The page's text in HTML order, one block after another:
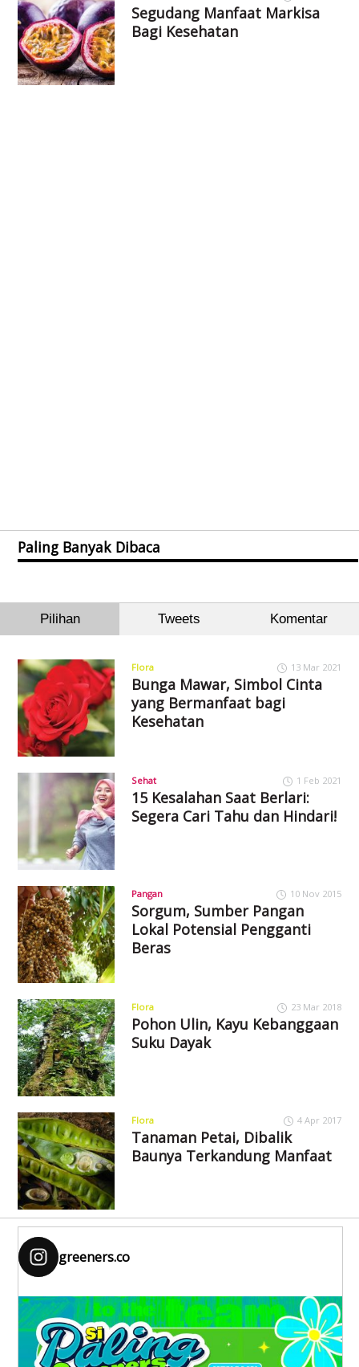
Segudang Manfaat Markisa
Bagi Kesehatan
Paling Banyak Dibaca
Pilihan Tweets Komentar
Flora 13 Mar 2021
Bunga Mawar, Simbol Cinta
yang Bermanfaat bagi
Kesehatan
Sehat 1 Feb 2021
15 Kesalahan Saat Berlari:
Segera Cari Tahu dan Hindari!
Pangan 10 Nov 2015
Sorgum, Sumber Pangan
Lokal Potensial Pengganti
Beras
Flora 23 Mar 2018
Pohon Ulin, Kayu Kebanggaan
Suku Dayak
Flora 4 Apr 2017
Tanaman Petai, Dibalik
Baunya Terkandung Manfaat
greeners.co